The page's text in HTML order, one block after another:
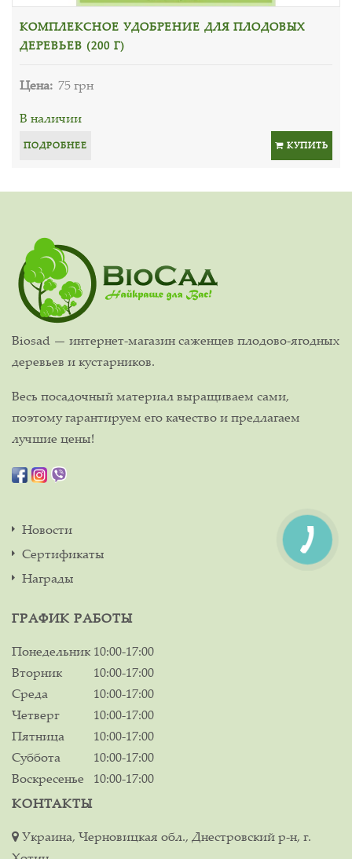
КОМПЛЕКСНОЕ УДОБРЕНИЕ ДЛЯ ПЛОДОВЫХ
ДЕРЕВЬЕВ (200 Г)
Цена: 75 грн
В наличии
ПОДРОБНЕЕ КУПИТЬ
Biosad — интернет-магазин саженцев плодово-ягодных
деревьев и кустарников.
Весь посадочный материал выращиваем сами,
поэтому гарантируем его качество и предлагаем
лучшие цены!
Новости
Сертификаты
Награды
ГРАФИК РАБОТЫ
Понедельник 10:00-17:00
Вторник
10:00-17:00
Среда
10:00-17:00
Четверг
10:00-17:00
Пятница
10:00-17:00
Суббота
10:00-17:00
Воскресенье
10:00-17:00
КОНТАКТЫ
Украина, Черновицкая обл., Днестровский р-н, г.